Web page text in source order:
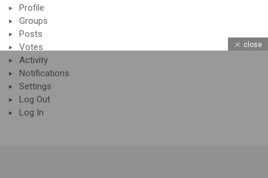
Profile
Groups
Posts
Votes
Activity
Notifications
Settings
Log Out
Log In
close